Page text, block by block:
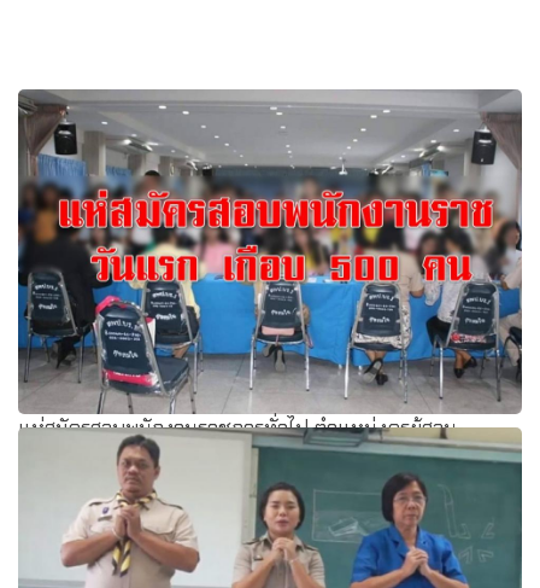
แห่สมัครสอบพนักงานราชการทั่วไป ตำแหน่งครูผู้สอน
สพป.บุรีรัมย์ เขต 1 วันแรก เกือบ 500 คน